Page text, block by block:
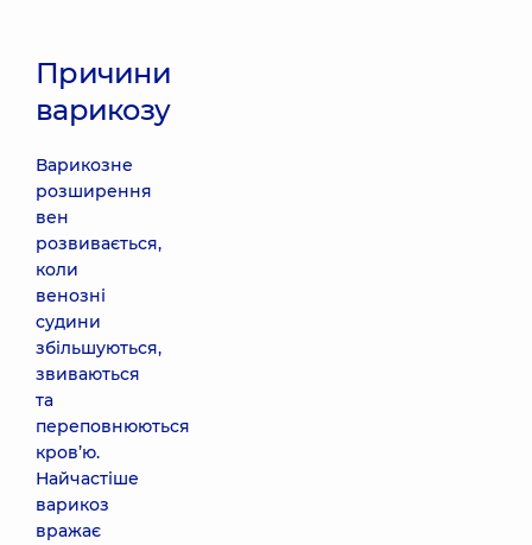
Причини
варикозу
Варикозне
розширення
вен
розвивається,
коли
венозні
судини
збільшуються,
звиваються
та
переповнюються
кров’ю.
Найчастіше
варикоз
вражає